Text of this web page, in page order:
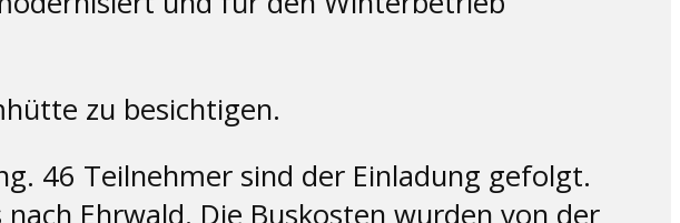
zu besichtigen.
46 Teilnehmer sind der Einladung gefolgt.
Ehrwald. Die Buskosten wurden von der